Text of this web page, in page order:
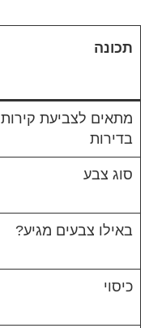
תכונה
מתאים לצביעת קירות
בדירות
סוג צבע
באילו צבעים מגיע?
כיסוי